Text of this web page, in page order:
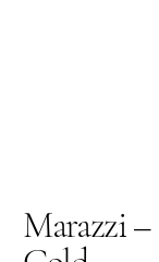
Marazzi